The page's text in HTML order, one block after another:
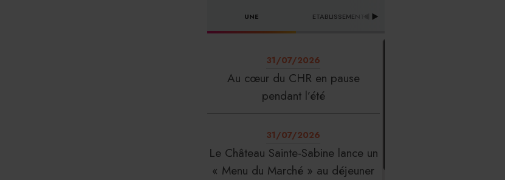
UNE ETABLISSEMENTS
31/07/2026
Au cœur du CHR en pause
pendant l’été
31/07/2026
Le Château Sainte-Sabine lance un
« Menu du Marché » au déjeuner